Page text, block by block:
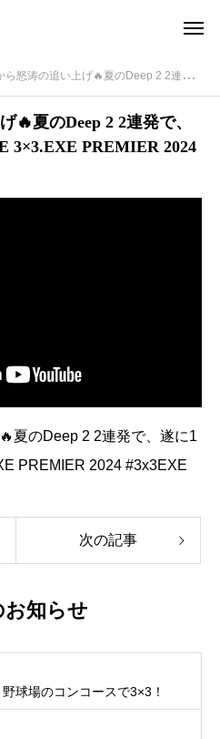
い上げ🔥夏のDeep 2 2連発で、遂に1点差🔥🔥MP3.EXE 3×3.EXE PREMIER 2024
🔥夏のDeep 2 2連発で、
3×3.EXE PREMIER 2024
夏のDeep 2 2連発で、遂に1
PREMIER 2024 #3x3EXE
次の記事
お知らせ
球場のコンコースで3×3！